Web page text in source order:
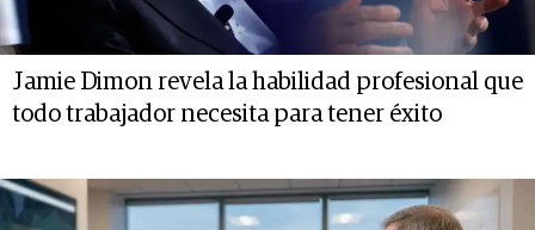
Jamie Dimon revela la habilidad profesional que
todo trabajador necesita para tener éxito